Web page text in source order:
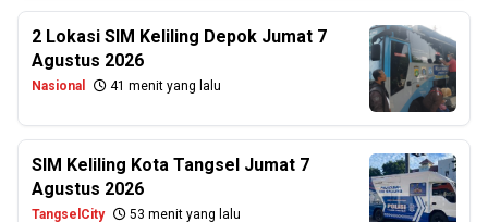
2 Lokasi SIM Keliling Depok Jumat 7
Agustus 2026
Nasional 41 menit yang lalu
SIM Keliling Kota Tangsel Jumat 7
Agustus 2026
TangselCity 53 menit yang lalu